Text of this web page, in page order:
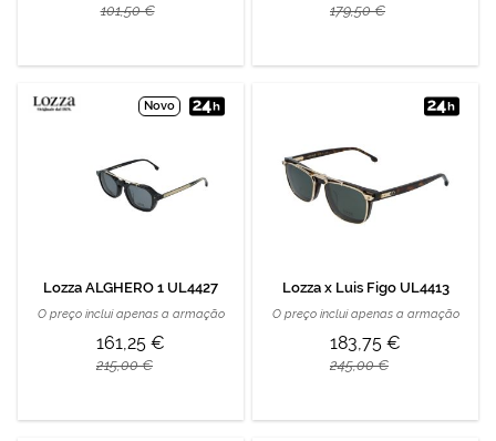
101,50 € 179,50 €
Novo
Lozza ALGHERO 1 UL4427
O preço inclui apenas a armação
161,25 €
215,00 €
Lozza x Luis Figo UL4413
O preço inclui apenas a armação
183,75 €
245,00 €